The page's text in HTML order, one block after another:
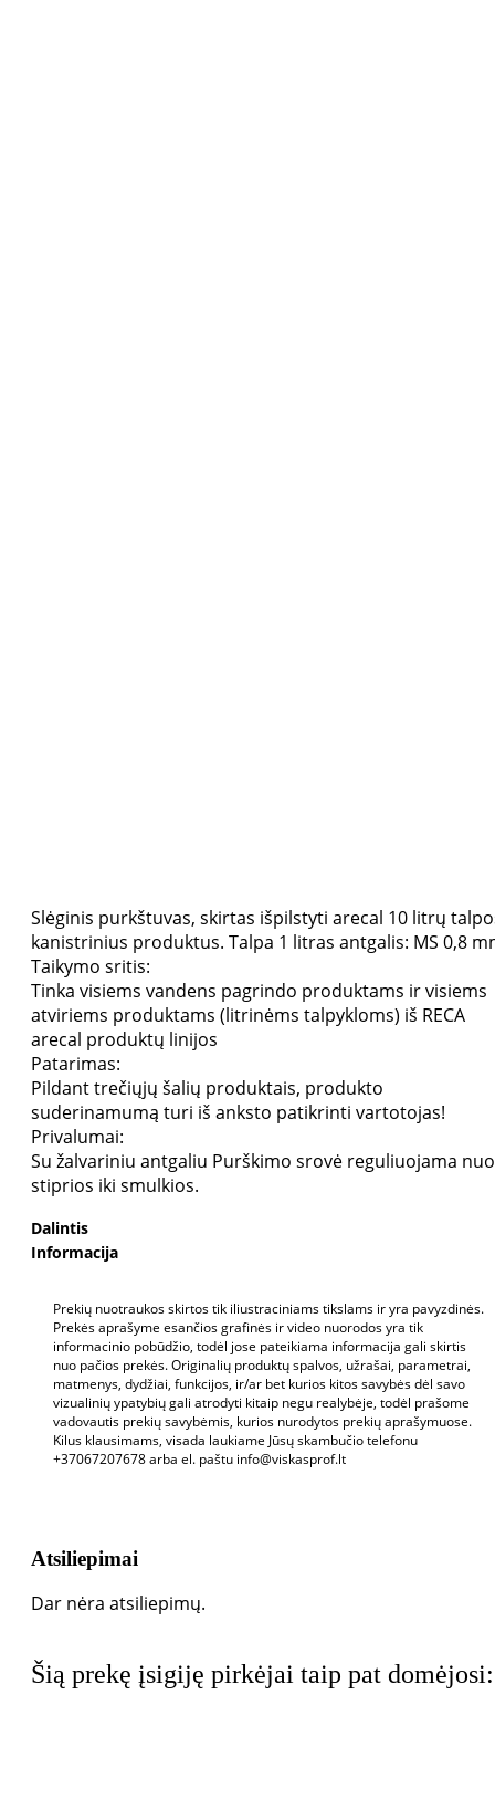
Slėginis purkštuvas, skirtas išpilstyti arecal 10 litrų
kanistrinius produktus. Talpa 1 litras antgalis: MS 0,8
Taikymo sritis:
Tinka visiems vandens pagrindo produktams ir visiems
atviriems produktams (litrinėms talpykloms) iš RECA
arecal produktų linijos
Patarimas:
Pildant trečiųjų šalių produktais, produkto
suderinamumą turi iš anksto patikrinti vartotojas!
Privalumai:
Su žalvariniu antgaliu Purškimo srovė reguliuojama nuo
stiprios iki smulkios.
Dalintis
Informacija
Prekių nuotraukos skirtos tik iliustraciniams tikslams ir yra pavyzdinės.
Prekės aprašyme esančios grafinės ir video nuorodos yra tik
informacinio pobūdžio, todėl jose pateikiama informacija gali skirtis
nuo pačios prekės. Originalių produktų spalvos, užrašai, parametrai,
matmenys, dydžiai, funkcijos, ir/ar bet kurios kitos savybės dėl savo
vizualinių ypatybių gali atrodyti kitaip negu realybėje, todėl prašome
vadovautis prekių savybėmis, kurios nurodytos prekių aprašymuose.
Kilus klausimams, visada laukiame Jūsų skambučio telefonu
+37067207678 arba el. paštu info@viskasprof.lt
Atsiliepimai
Dar nėra atsiliepimų.
Šią prekę įsigiję pirkėjai taip pat domėjosi: